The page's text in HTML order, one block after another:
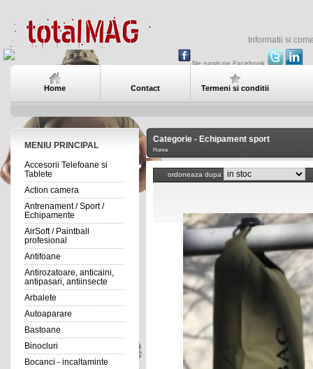
Informatii si
Ne gasiti pe Facebook
Home Contact Termeni si conditii
MENIU PRINCIPAL
Accesorii Telefoane si
Tablete
Action camera
Antrenament / Sport /
Echipamente
AirSoft / Paintball
profesional
Antifoane
Antirozatoare, anticaini,
antipasari, antiinsecte
Arbalete
Autoaparare
Bastoane
Binocluri
Bocanci - incaltaminte
Categorie - Echipament sport
Home
ordoneaza dupa